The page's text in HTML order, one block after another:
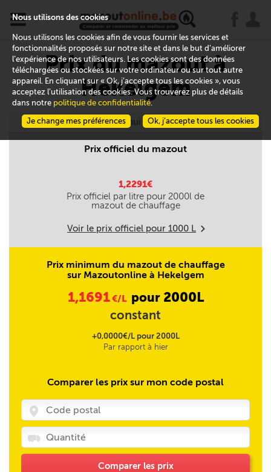
x
Prix du mazout à
Hekelgem
Aujourd'hui le 09/08
Prix officiel du mazout
1,2291€
Prix officiel par litre pour 2000l de
mazout de chauffage
Voir le prix officiel pour 1000 L m
Prix minimum du mazout de chauffage
sur Mazoutonline à Hekelgem
1,1691€/L pour 2000L
constant
+0,0000€/L pour 2000L
Par rapport à hier
Comparer les prix sur mon code postal
Comparer les prix
Nous utilisons des cookies
Nous utilisons les cookies afin de vous fournir les services et
fonctionnalités proposés sur notre site et dans le but d’améliorer
l’expérience de nos utilisateurs. Les cookies sont des données
téléchargées ou stockées sur votre ordinateur ou sur tout autre
appareil. En cliquant sur « Ok, j’accepte tous les cookies », vous
acceptez l’utilisation des cookies. Vous trouverez plus de détails
dans notre politique de confidentialité.
Ok, j’accepte tous les cookies
Je change mes préférences